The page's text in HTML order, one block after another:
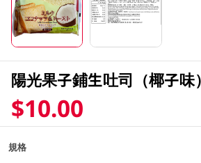
陽光果子鋪生吐司（椰子味
$10.00
規格